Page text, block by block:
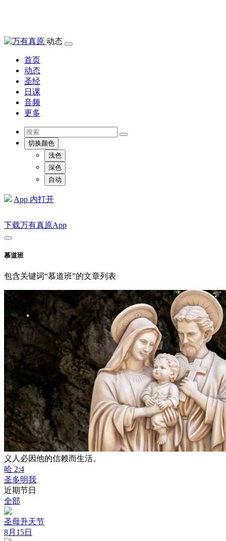
动态
首页
动态
圣经
日课
音频
更多
切换颜色
浅色
深色
自动
App 内打开
下载万有真原App
慕道班
包含关键词“慕道班”的文章列表
义人必因他的信赖而生活。
哈 2:4
圣多明我
近期节日
全部
圣母升天节
8月15日